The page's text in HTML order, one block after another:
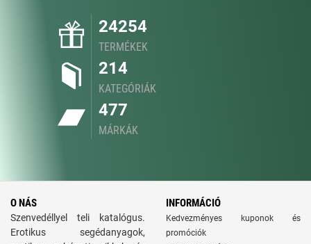
24254
TERMÉKEK
214
KATEGÓRIÁK
477
MÁRKÁK
O NÁS
Szenvedéllyel teli katalógus.
Erotikus segédanyagok,
INFORMÁCIÓ
Kedvezményes kuponok és
promóciók